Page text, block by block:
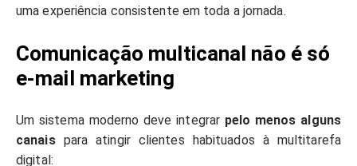
uma experiência consistente em toda a jornada.
Comunicação multicanal não é só
e-mail marketing
Um sistema moderno deve integrar pelo menos alguns
canaispara atingir clientes habituados à multitarefa
digital: